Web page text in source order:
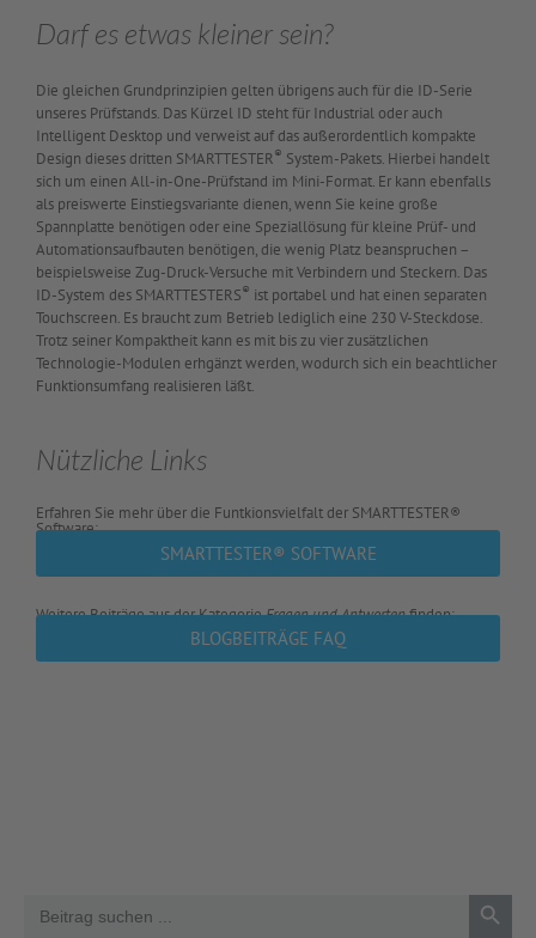
Darf es etwas kleiner sein?
Die gleichen Grundprinzipien gelten übrigens auch für die ID-Serie
unseres Prüfstands. Das Kürzel ID steht für Industrial oder auch
Intelligent Desktop und verweist auf das außerordentlich kompakte
Design dieses dritten SMARTTESTER® System-Pakets. Hierbei handelt
sich um einen All-in-One-Prüfstand im Mini-Format. Er kann ebenfalls
als preiswerte Einstiegsvariante dienen, wenn Sie keine große
Spannplatte benötigen oder eine Speziallösung für kleine Prüf- und
Automationsaufbauten benötigen, die wenig Platz beanspruchen –
beispielsweise Zug-Druck-Versuche mit Verbindern und Steckern. Das
ID-System des SMARTTESTERS® ist portabel und hat einen separaten
Touchscreen. Es braucht zum Betrieb lediglich eine 230 V-Steckdose.
Trotz seiner Kompaktheit kann es mit bis zu vier zusätzlichen
Technologie-Modulen erhgänzt werden, wodurch sich ein beachtlicher
Funktionsumfang realisieren läßt.
Nützliche Links
Erfahren Sie mehr über die Funtkionsvielfalt der SMARTTESTER®
Software:
SMARTTESTER® SOFTWARE
Weitere Beiträge aus der KategorieFragen und Antwortenfinden:
BLOGBEITRÄGE FAQ
for:
Search